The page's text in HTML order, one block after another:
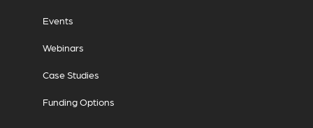
Events
Webinars
Case Studies
Funding Options